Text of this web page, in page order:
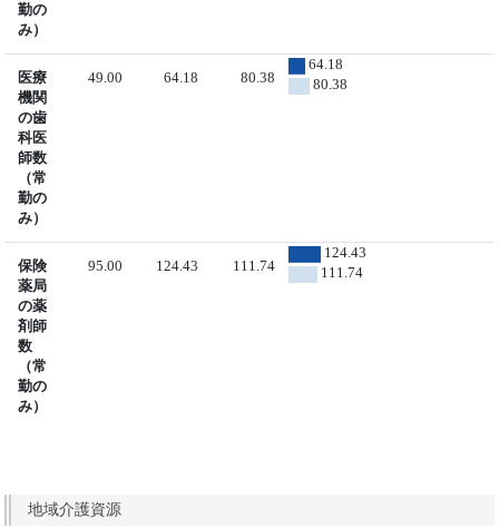
勤の
み）
医療
機関
の歯
科医
師数
（常
勤の
み）
49.00 64.18 80.38
64.18
80.38
保険
薬局
の薬
剤師
数
（常
勤の
み）
95.00 124.43 111.74
124.43
111.74
地域介護資源